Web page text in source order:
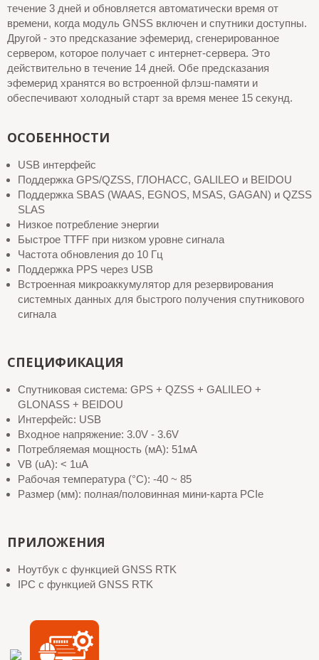
течение 3 дней и обновляется автоматически время от
времени, когда модуль GNSS включен и спутники доступны.
Другой - это предсказание эфемерид, сгенерированное
сервером, которое получает с интернет-сервера. Это
действительно в течение 14 дней. Обе предсказания
эфемерид хранятся во встроенной флэш-памяти и
обеспечивают холодный старт за время менее 15 секунд.
ОСОБЕННОСТИ
USB интерфейс
Поддержка GPS/QZSS, ГЛОНАСС, GALILEO и BEIDOU
Поддержка SBAS (WAAS, EGNOS, MSAS, GAGAN) и QZSS
SLAS
Низкое потребление энергии
Быстрое TTFF при низком уровне сигнала
Частота обновления до 10 Гц
Поддержка PPS через USB
Встроенная микроаккумулятор для резервирования
системных данных для быстрого получения спутникового
сигнала
СПЕЦИФИКАЦИЯ
Спутниковая система: GPS + QZSS + GALILEO +
GLONASS + BEIDOU
Интерфейс: USB
Входное напряжение: 3.0V - 3.6V
Потребляемая мощность (мА): 51мА
VB (uA): < 1uA
Рабочая температура (°C): -40 ~ 85
Размер (мм): полная/половинная мини-карта PCIe
ПРИЛОЖЕНИЯ
Ноутбук с функцией GNSS RTK
IPC с функцией GNSS RTK